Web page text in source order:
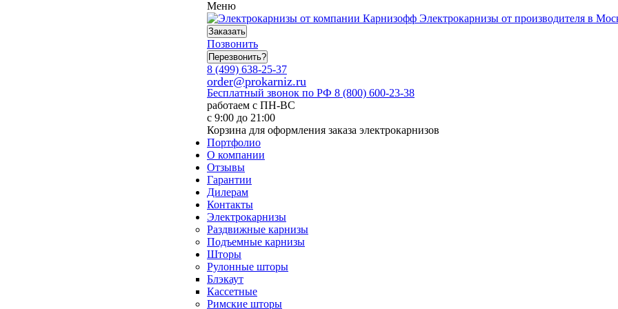
Меню
Электрокарнизы от производителя в
Заказать
Позвонить
Перезвонить?
8 (499) 638-25-37
order@prokarniz.ru
Бесплатный звонок по РФ 8 (800) 600-23-38
работаем с ПН-ВС
с 9:00 до 21:00
Корзина для оформления заказа электрокарнизов
Портфолио
О компании
Отзывы
Гарантии
Дилерам
Контакты
Электрокарнизы
Раздвижные карнизы
Подъемные карнизы
Шторы
Рулонные шторы
Блэкаут
Кассетные
Римские шторы